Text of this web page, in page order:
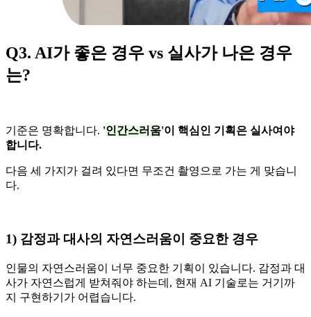
Q3. AI가 좋은 경우 vs 실사가 나은 경우
는?
기준은 명확합니다. '인간스러움'이 핵심인 기획은 실사여야
합니다.
다음 세 가지가 걸려 있다면 무조건 촬영으로 가는 게 맞습니
다.
1) 감정과 대사의 자연스러움이 중요한 경우
인물의 자연스러움이 너무 중요한 기획이 있습니다. 감정과 대
사가 자연스럽게 받쳐줘야 하는데, 현재 AI 기술로는 거기까
지 구현하기가 어렵습니다.